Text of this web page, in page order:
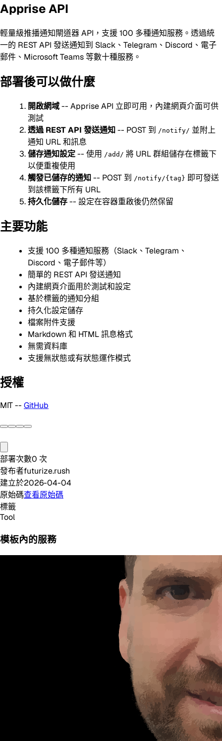
Apprise API
輕量級推播通知閘道器 API，支援 100 多種通知服務。透過統
一的 REST API 發送通知到 Slack、Telegram、Discord、電子
郵件、Microsoft Teams 等數十種服務。
部署後可以做什麼
開啟網域-- Apprise API 立即可用，內建網頁介面可供
測試
透過 REST API 發送通知-- POST 到 /notify/ 並附上
通知 URL 和訊息
儲存通知設定-- 使用 /add/ 將 URL 群組儲存在標籤下
以便重複使用
觸發已儲存的通知-- POST 到 /notify/{tag} 即可發送
到該標籤下所有 URL
持久化儲存-- 設定在容器重啟後仍然保留
主要功能
支援 100 多種通知服務（Slack、Telegram、
Discord、電子郵件等）
簡單的 REST API 發送通知
內建網頁介面用於測試和設定
基於標籤的通知分組
持久化設定儲存
檔案附件支援
Markdown 和 HTML 訊息格式
無需資料庫
支援無狀態或有狀態運作模式
授權
MIT -- GitHub
部署次數0 次
發布者futurize.rush
建立於2026-04-04
原始碼查看原始碼
標籤
Tool
模板內的服務